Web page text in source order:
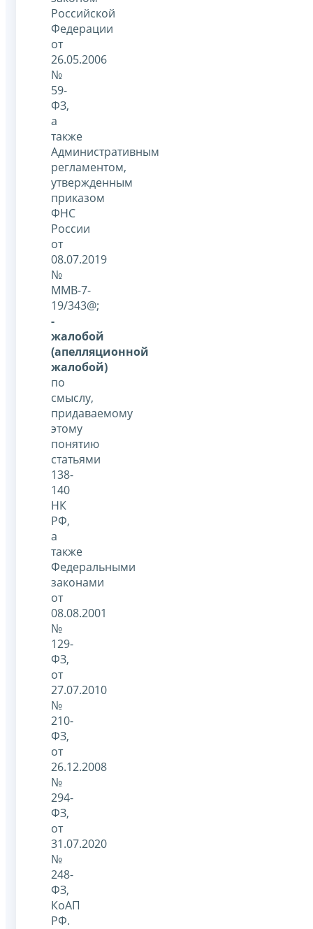
Российской
Федерации
от
26.05.2006
№
59-
ФЗ,
а
также
Административным
регламентом,
утвержденным
приказом
ФНС
России
от
08.07.2019
№
ММВ-7-
19/343@;
-
жалобой
(апелляционной
жалобой)
по
смыслу,
придаваемому
этому
понятию
статьями
138-
140
НК
РФ,
а
также
Федеральными
законами
от
08.08.2001
№
129-
ФЗ,
от
27.07.2010
№
210-
ФЗ,
от
26.12.2008
№
294-
ФЗ,
от
31.07.2020
№
248-
ФЗ,
КоАП
РФ.